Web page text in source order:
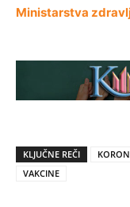
Ministarstva
KLJUČNE REČI
VAKCINE